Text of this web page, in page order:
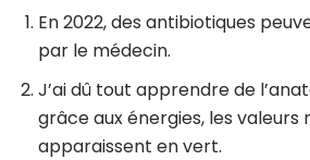
En 2022, des antibiotiques
par le médecin.
J’ai dû tout apprendre de
grâce aux énergies, les valeurs
apparaissent en vert.